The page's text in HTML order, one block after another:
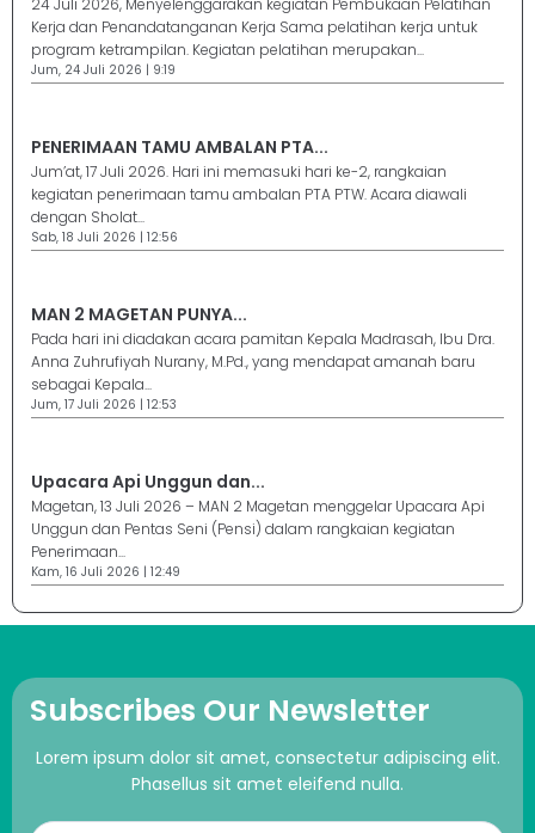
Kerja dan Penandatanganan Kerja Sama pelatihan kerja untuk
program ketrampilan. Kegiatan pelatihan merupakan...
Jum, 24 Juli 2026 | 9:19
PENERIMAAN TAMU AMBALAN PTA...
Jum’at, 17 Juli 2026. Hari ini memasuki hari ke-2, rangkaian
kegiatan penerimaan tamu ambalan PTA PTW. Acara diawali
dengan Sholat...
Sab, 18 Juli 2026 | 12:56
MAN 2 MAGETAN PUNYA...
Pada hari ini diadakan acara pamitan Kepala Madrasah, Ibu Dra.
Anna Zuhrufiyah Nurany, M.Pd., yang mendapat amanah baru
sebagai Kepala...
Jum, 17 Juli 2026 | 12:53
Upacara Api Unggun dan...
Magetan, 13 Juli 2026 – MAN 2 Magetan menggelar Upacara Api
Unggun dan Pentas Seni (Pensi) dalam rangkaian kegiatan
Penerimaan...
Kam, 16 Juli 2026 | 12:49
Subscribes Our Newsletter
Lorem ipsum dolor sit amet, consectetur adipiscing elit.
Phasellus sit amet eleifend nulla.